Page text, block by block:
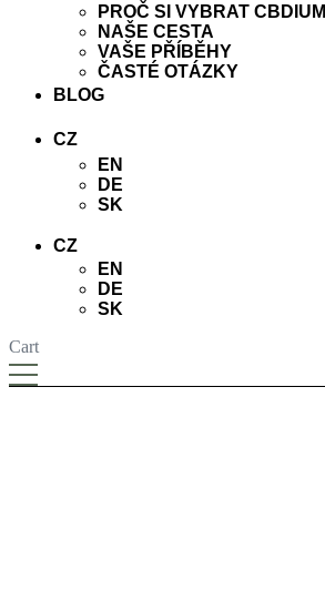
PROČ SI VYBRAT CBDIUM
NAŠE CESTA
VAŠE PŘÍBĚHY
ČASTÉ OTÁZKY
BLOG
CZ
EN
DE
SK
CZ
EN
DE
SK
Cart